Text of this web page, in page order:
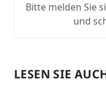
Bitte melden Sie
und
LESEN SIE